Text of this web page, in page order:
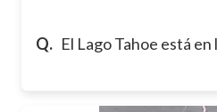
Q. El Lago Tahoe está en